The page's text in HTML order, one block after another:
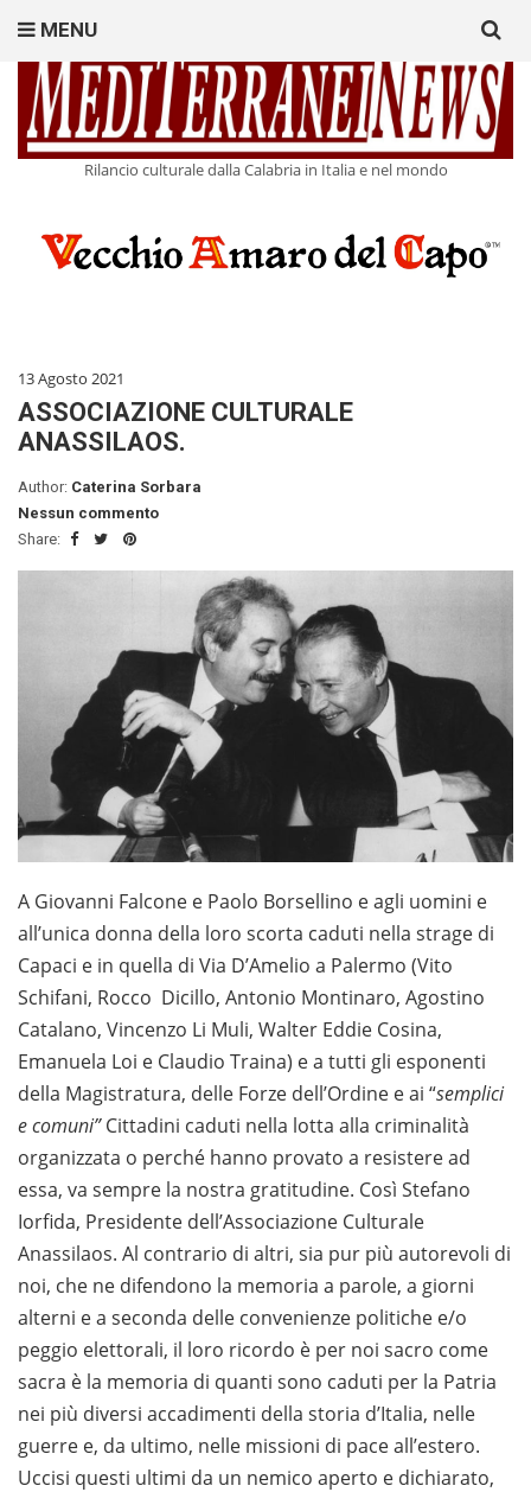
Rilancio culturale dalla Calabria in Italia e nel mondo
MENU
for:
13 Agosto 2021
ASSOCIAZIONE CULTURALE
ANASSILAOS.
Author: Caterina Sorbara
Nessun commento
Share:
A Giovanni Falcone e Paolo Borsellino e agli uomini e
all’unica donna della loro scorta caduti nella strage di
Capaci e in quella di Via D’Amelio a Palermo (Vito
Schifani, Rocco Dicillo, Antonio Montinaro, Agostino
Catalano, Vincenzo Li Muli, Walter Eddie Cosina,
Emanuela Loi e Claudio Traina) e a tutti gli esponenti
della Magistratura, delle Forze dell’Ordine e ai “semplici
e comuni”Cittadini caduti nella lotta alla criminalità
organizzata o perché hanno provato a resistere ad
essa, va sempre la nostra gratitudine. Così Stefano
Iorfida, Presidente dell’Associazione Culturale
Anassilaos. Al contrario di altri, sia pur più autorevoli di
noi, che ne difendono la memoria a parole, a giorni
alterni e a seconda delle convenienze politiche e/o
peggio elettorali, il loro ricordo è per noi sacro come
sacra è la memoria di quanti sono caduti per la Patria
nei più diversi accadimenti della storia d’Italia, nelle
guerre e, da ultimo, nelle missioni di pace all’estero.
Uccisi questi ultimi da un nemico aperto e dichiarato,